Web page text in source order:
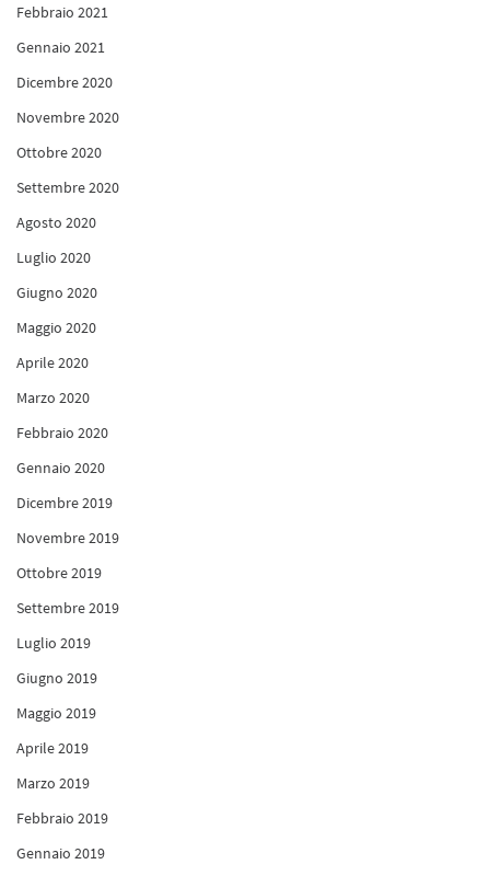
Febbraio 2021
Gennaio 2021
Dicembre 2020
Novembre 2020
Ottobre 2020
Settembre 2020
Agosto 2020
Luglio 2020
Giugno 2020
Maggio 2020
Aprile 2020
Marzo 2020
Febbraio 2020
Gennaio 2020
Dicembre 2019
Novembre 2019
Ottobre 2019
Settembre 2019
Luglio 2019
Giugno 2019
Maggio 2019
Aprile 2019
Marzo 2019
Febbraio 2019
Gennaio 2019